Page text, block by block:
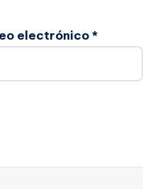
electrónico*